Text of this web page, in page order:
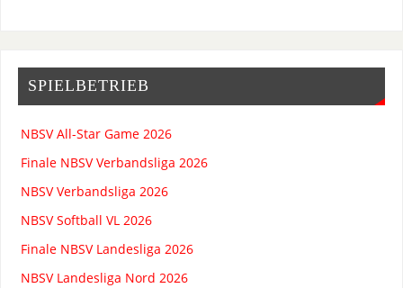
SPIELBETRIEB
NBSV All-Star Game 2026
Finale NBSV Verbandsliga 2026
NBSV Verbandsliga 2026
NBSV Softball VL 2026
Finale NBSV Landesliga 2026
NBSV Landesliga Nord 2026